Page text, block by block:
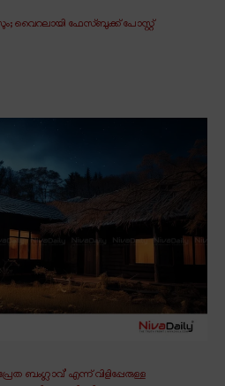
വൈറലായി ഫേസ്ബുക്ക് പോസ്റ്റ്
ബംഗ്ലാവ്’ എന്ന് വിളിപ്പേരുള്ള